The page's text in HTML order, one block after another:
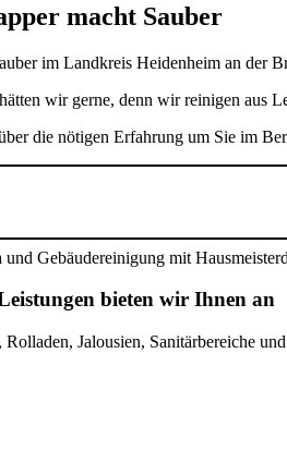
macht Sauber
im Landkreis Heidenheim an der
wir gerne, denn wir reinigen aus
die nötigen Erfahrung um Sie im
bieten wir Ihnen an
Jalousien, Sanitärbereiche